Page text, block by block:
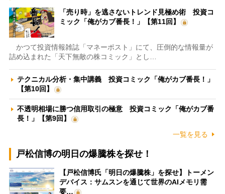
「売り時」を逃さないトレンド見極め術 投資コ
ミック「俺がカブ番長！」【第11回】
かつて投資情報雑誌「マネーポスト」にて、圧倒的な情報量が
詰め込まれた「天下無敵の株コミック」とし…
テクニカル分析・集中講義 投資コミック「俺がカブ番長！」
【第10回】
不透明相場に勝つ信用取引の極意 投資コミック「俺がカブ番
長！」【第9回】
一覧を見る
戸松信博の明日の爆騰株を探せ！
【戸松信博氏「明日の爆騰株」を探せ】トーメン
デバイス：サムスンを通じて世界のAIメモリ需
要…